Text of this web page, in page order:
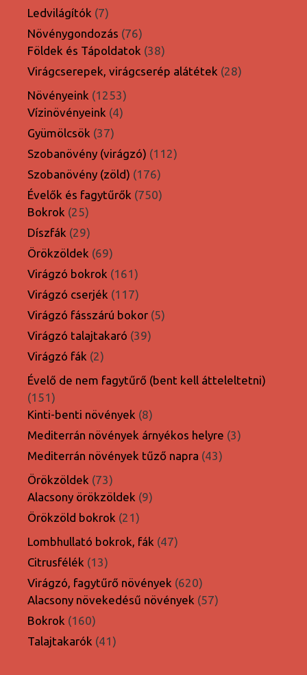
termék
Ledvilágítók 77
termék
Növénygondozás 7676
termék
Földek és Tápoldatok 3838
termék
Virágcserepek, virágcserép alátétek 2828
Növényeink 12531253
termék
Vízinövényeink 44
Gyümölcsök 3737
termék
Szobanövény (virágzó) 112112
Szobanövény (zöld) 176176
termék
Évelők és fagytűrők 750750
Bokrok 2525
termék
Díszfák 2929
termék
Örökzöldek 6969
termék
Virágzó bokrok 161161
termék
Virágzó cserjék 117117
termék
Virágzó fásszárú bokor 55
Virágzó talajtakaró 3939
Virágzó fák 22
termék
Évelő de nem fagytűrő (bent kell átteleltetni)
151151
termék
Kinti-benti növények 88
termék
Mediterrán növények árnyékos helyre 33
Mediterrán növények tűző napra 4343
Örökzöldek 7373
termék
Alacsony örökzöldek 99
Örökzöld bokrok 2121
termék
Lombhullató bokrok, fák 4747
Citrusfélék 1313
termék
Virágzó, fagytűrő növények 620620
termék
Alacsony növekedésű növények 5757
Bokrok 160160
termék
Talajtakarók 4141